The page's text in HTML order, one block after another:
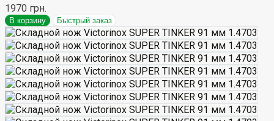
1970 грн.
В корзину Быстрый заказ